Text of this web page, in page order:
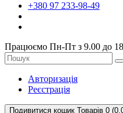
+380 97 233-98-49
Працюємо Пн-Пт з 9.00 до
Авторизація
Реєстрація
Подивитися кошик Товарів 0